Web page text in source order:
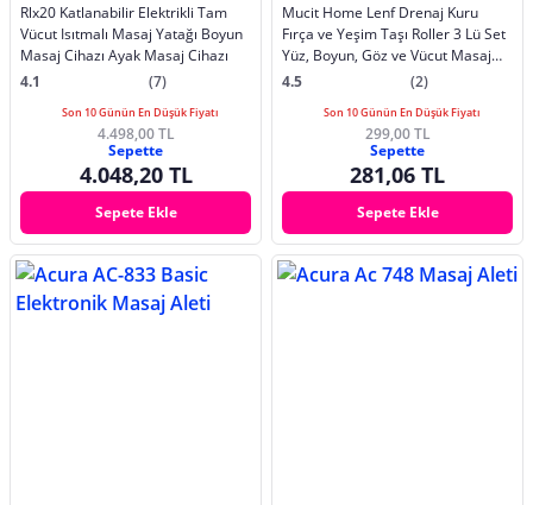
Rlx20 Katlanabilir Elektrikli Tam
Vücut Isıtmalı Masaj Yatağı Boyun
Masaj Cihazı Ayak Masaj Cihazı
4.1
(7)
Son 10 Günün En Düşük Fiyatı
4.498,00 TL
Sepette
4.048,20 TL
Sepete Ekle
Mucit Home Lenf Drenaj Kuru
Fırça ve Yeşim Taşı Roller 3 Lü Set
Yüz, Boyun, Göz ve Vücut Masaj
Aleti
4.5 (2)
Son 10 Günün En Düşük Fiyatı
299,00 TL
Sepette
281,06 TL
Sepete Ekle